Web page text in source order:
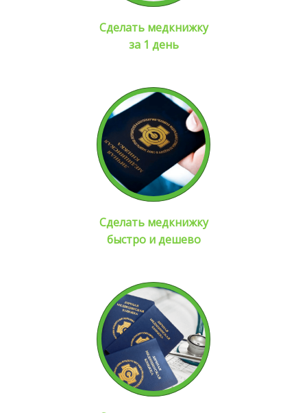
Сделать медкнижку
за 1 день
Сделать медкнижку
быстро и дешево